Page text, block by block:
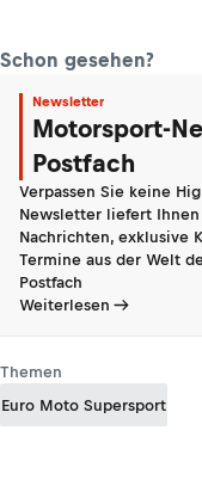
Schon gesehen?
Newsletter
Motorsport-
Postfach
Verpassen Sie keine
Newsletter liefert
Nachrichten, exklusive
Termine aus der Welt
Postfach
Weiterlesen
Themen
Euro Moto Supersport